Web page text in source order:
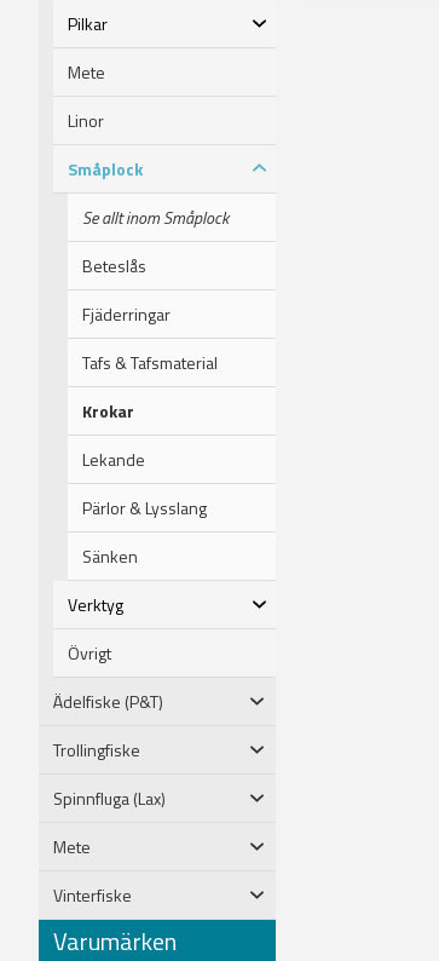
Pilkar
Mete
Linor
Småplock
Se allt inom Småplock
Beteslås
Fjäderringar
Tafs & Tafsmaterial
Krokar
Lekande
Pärlor & Lysslang
Sänken
Verktyg
Övrigt
Ädelfiske (P&T)
Trollingfiske
Spinnfluga (Lax)
Mete
Vinterfiske
Varumärken